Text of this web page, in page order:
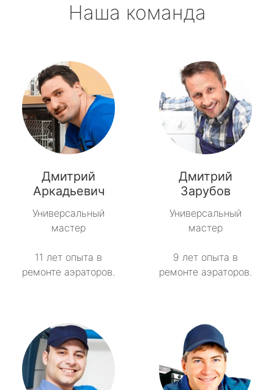
Наша команда
Дмитрий
Аркадьевич
Универсальный
мастер
11 лет опыта в
ремонте аэраторов.
Дмитрий
Зарубов
Универсальный
мастер
9 лет опыта в
ремонте аэраторов.